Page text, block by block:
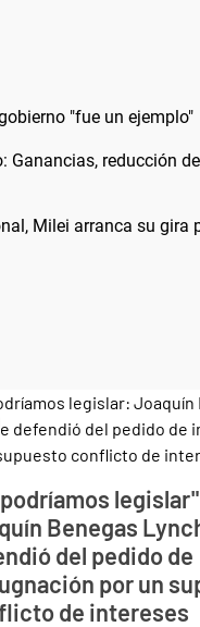
"fue un ejemplo"
reducción
Milei arranca su gira
Benegas
del pedido de
por un
de intereses